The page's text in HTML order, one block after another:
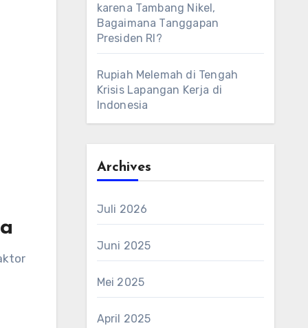
karena Tambang Nikel,
Bagaimana Tanggapan
Presiden RI?
Rupiah Melemah di Tengah
Krisis Lapangan Kerja di
Indonesia
Archives
Juli 2026
Juni 2025
Mei 2025
April 2025